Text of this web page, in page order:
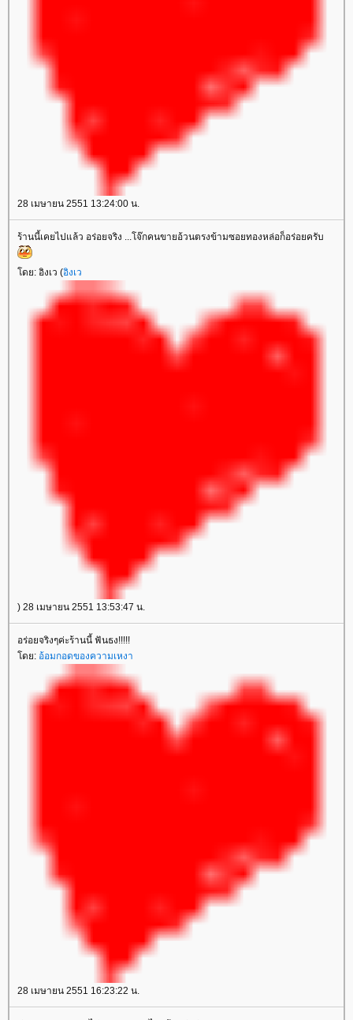
28 เมษายน 2551 13:24:00 น.
ร้านนี้เคยไปแล้ว อร่อยจริง ...โจ๊กคนขายอ้วนตรงข้ามซอยทองหล่อก็อร่อยครับ
โดย: อิงเว (อิงเว
) 28 เมษายน 2551 13:53:47 น.
อร่อยจริงๆค่ะร้านนี้ ฟันธง!!!!!
โดย: อ้อมกอดของความเหงา
28 เมษายน 2551 16:23:22 น.